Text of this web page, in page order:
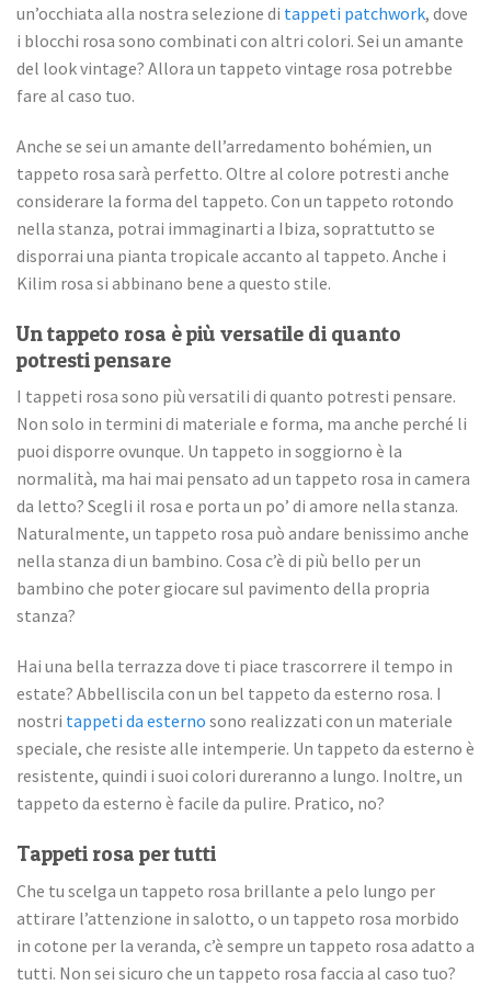
un’occhiata alla nostra selezione di tappeti patchwork, dove
i blocchi rosa sono combinati con altri colori. Sei un amante
del look vintage? Allora un tappeto vintage rosa potrebbe
fare al caso tuo.
Anche se sei un amante dell’arredamento bohémien, un
tappeto rosa sarà perfetto. Oltre al colore potresti anche
considerare la forma del tappeto. Con un tappeto rotondo
nella stanza, potrai immaginarti a Ibiza, soprattutto se
disporrai una pianta tropicale accanto al tappeto. Anche i
Kilim rosa si abbinano bene a questo stile.
Un tappeto rosa è più versatile di quanto
potresti pensare
I tappeti rosa sono più versatili di quanto potresti pensare.
Non solo in termini di materiale e forma, ma anche perché li
puoi disporre ovunque. Un tappeto in soggiorno è la
normalità, ma hai mai pensato ad un tappeto rosa in camera
da letto? Scegli il rosa e porta un po’ di amore nella stanza.
Naturalmente, un tappeto rosa può andare benissimo anche
nella stanza di un bambino. Cosa c’è di più bello per un
bambino che poter giocare sul pavimento della propria
stanza?
Hai una bella terrazza dove ti piace trascorrere il tempo in
estate? Abbelliscila con un bel tappeto da esterno rosa. I
nostri tappeti da esterno sono realizzati con un materiale
speciale, che resiste alle intemperie. Un tappeto da esterno è
resistente, quindi i suoi colori dureranno a lungo. Inoltre, un
tappeto da esterno è facile da pulire. Pratico, no?
Tappeti rosa per tutti
Che tu scelga un tappeto rosa brillante a pelo lungo per
attirare l’attenzione in salotto, o un tappeto rosa morbido
in cotone per la veranda, c’è sempre un tappeto rosa adatto a
tutti. Non sei sicuro che un tappeto rosa faccia al caso tuo?